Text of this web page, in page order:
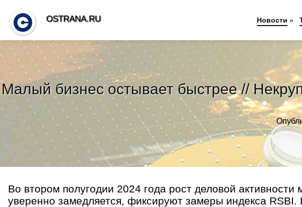
Малый бизнес остывает быстрее //
Во втором полугодии 2024 года рост деловой активности
уверенно замедляется, фиксируют замеры индекса RSBI.
OSTRANA.RU Новости »